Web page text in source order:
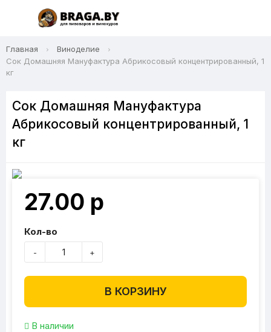
Главная
Виноделие
Сок Домашняя Мануфактура Абрикосовый концентрированный, 1
кг
Сок Домашняя Мануфактура
Абрикосовый концентрированный, 1
кг
27.00 р
Кол-во
- +
В КОРЗИНУ
В наличии